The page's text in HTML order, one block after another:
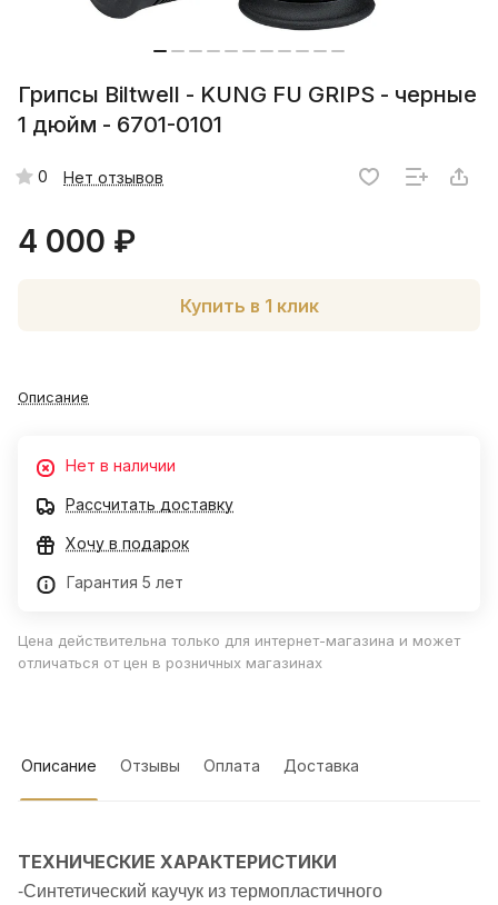
Грипсы Biltwell - KUNG FU GRIPS - черные
1 дюйм - 6701-0101
0 Нет отзывов
4 000 ₽
Купить в 1 клик
Описание
Нет в наличии
Рассчитать доставку
Хочу в подарок
Гарантия 5 лет
Цена действительна только для интернет-магазина и может
отличаться от цен в розничных магазинах
Описание Отзывы Оплата Доставка
ТЕХНИЧЕСКИЕ ХАРАКТЕРИСТИКИ
-Синтетический каучук из термопластичного